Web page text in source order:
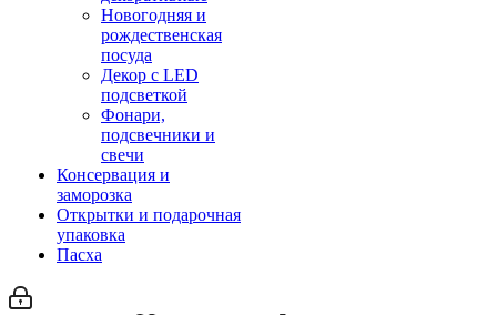
Новогодняя и
рождественская
посуда
Декор с LED
подсветкой
Фонари,
подсвечники и
свечи
Консервация и
заморозка
Открытки и подарочная
упаковка
Пасха